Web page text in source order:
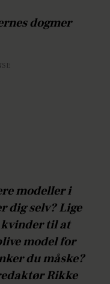
dogmer
modeller i
dig selv? Lige
til at
model for
du måske?
Rikke